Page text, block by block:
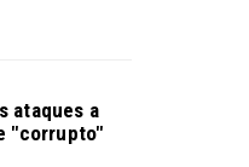
ataques a
"corrupto"